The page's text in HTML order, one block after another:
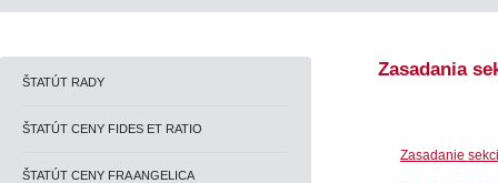
ŠTATÚT RADY
ŠTATÚT CENY FIDES ET RATIO
ŠTATÚT CENY FRA ANGELICA
Zasadania
Zasadanie